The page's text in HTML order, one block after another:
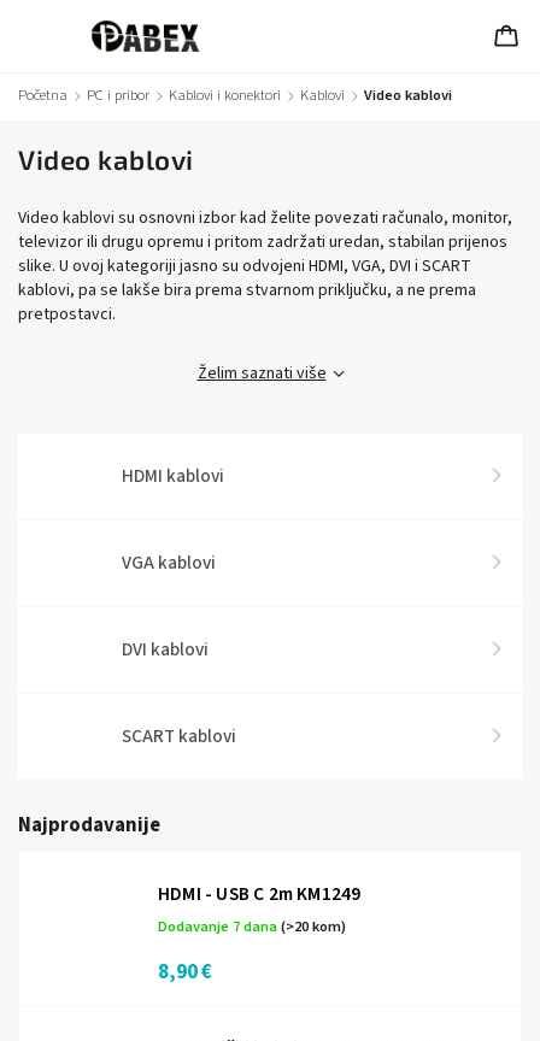
Početna / PC i pribor / Kablovi i konektori / Kablovi / Video kablovi
Video kablovi
Video kablovi su osnovni izbor kad želite povezati računalo, monitor,
televizor ili drugu opremu i pritom zadržati uredan, stabilan prijenos
slike. U ovoj kategoriji jasno su odvojeni HDMI, VGA, DVI i SCART
kablovi, pa se lakše bira prema stvarnom priključku, a ne prema
pretpostavci.
Želim saznati više
HDMI kablovi
VGA kablovi
DVI kablovi
SCART kablovi
Najprodavanije
HDMI - USB C 2m KM1249
Dodavanje 7 dana(>20 kom)
8,90 €